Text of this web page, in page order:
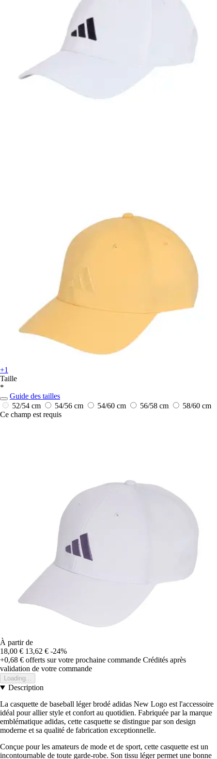
+1
Taille
*
Guide des tailles
52/54 cm
54/56 cm 54/60 cm 56/58 cm
58/60 cm
Ce champ est requis
À partir de
18,00 € 13,62 € -24%
+0,68 € offerts sur votre prochaine commande Crédités après
validation de votre commande
Loading...
Description
La casquette de baseball léger brodé adidas New Logo est l'accessoire
idéal pour allier style et confort au quotidien. Fabriquée par la marque
emblématique adidas, cette casquette se distingue par son design
moderne et sa qualité de fabrication exceptionnelle.
Conçue pour les amateurs de mode et de sport, cette casquette est un
incontournable de toute garde-robe. Son tissu léger permet une bonne